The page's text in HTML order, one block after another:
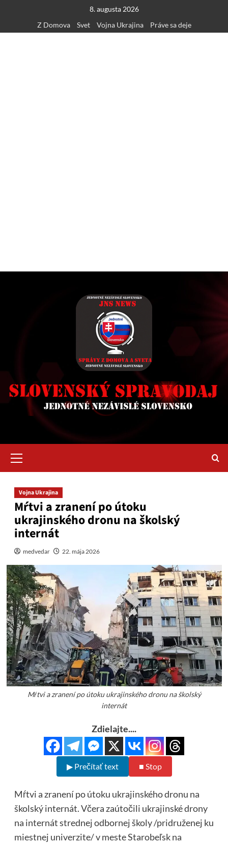
content
8. augusta 2026
Z Domova
Svet Vojna Ukrajina Práve sa deje
Menu
Vojna Ukrajina
Mŕtvi a zranení po útoku
ukrajinského dronu na školský
internát
medvedar 22. mája 2026
Mŕtvi a zranení po útoku ukrajinského dronu na školský
internát
Zdielajte....
▶ Prečítať text ■ Stop
Mŕtvi a zranení po útoku ukrajinského dronu na
školský internát. Včera zaútočili ukrajinské drony
na internát strednej odbornej školy /pridruženej ku
miestnej univerzite/ v meste Starobeľsk na